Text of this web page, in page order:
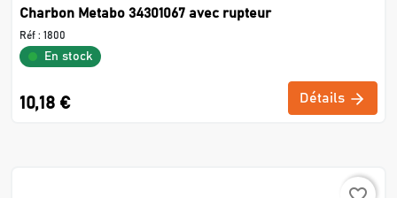
Charbon Metabo 34301067 avec rupteur
Réf : 1800
En stock
10,18 € Détails